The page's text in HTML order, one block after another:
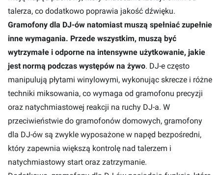
talerza, co dodatkowo poprawia jakość dźwięku.
Gramofony dla DJ-ów natomiast muszą spełniać zupełnie
inne wymagania. Przede wszystkim, muszą być
wytrzymałe i odporne na intensywne użytkowanie, jakie
jest normą podczas występów na żywo. DJ-e często
manipulują płytami winylowymi, wykonując skrecze i różne
techniki miksowania, co wymaga od gramofonu precyzji
oraz natychmiastowej reakcji na ruchy DJ-a. W
przeciwieństwie do gramofonów domowych, gramofony
dla DJ-ów są zwykle wyposażone w napęd bezpośredni,
który zapewnia większą kontrolę nad talerzem i
natychmiastowy start oraz zatrzymanie.